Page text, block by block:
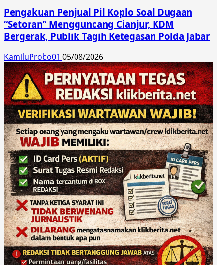
Pengakuan Penjual Pil Koplo Soal Dugaan
“Setoran” Mengguncang Cianjur, KDM
Bergerak, Publik Tagih Ketegasan Polda Jabar
KamiluProbo01 05/08/2026